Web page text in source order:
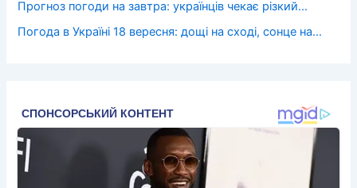
Прогноз погоди на завтра: українців чекає різкий…
Погода в Україні 18 вересня: дощі на сході, сонце на…